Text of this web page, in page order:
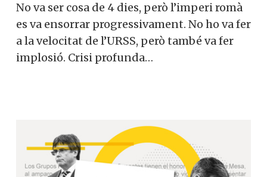
No va ser cosa de 4 dies, però l’imperi romà
es va ensorrar progressivament. No ho va fer
a la velocitat de l’URSS, però també va fer
implosió. Crisi profunda…